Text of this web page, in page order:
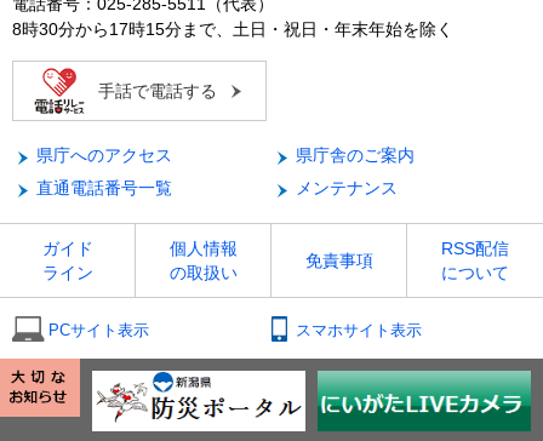
8時30分から17時15分まで、土日・祝日・年末年始を除く
手話で電話する
県庁へのアクセス
県庁舎のご案内
直通電話番号一覧
メンテナンス
ガイド
ライン
個人情報
の取扱い
免責事項
RSS配信
について
PCサイト表示 スマホサイト表示